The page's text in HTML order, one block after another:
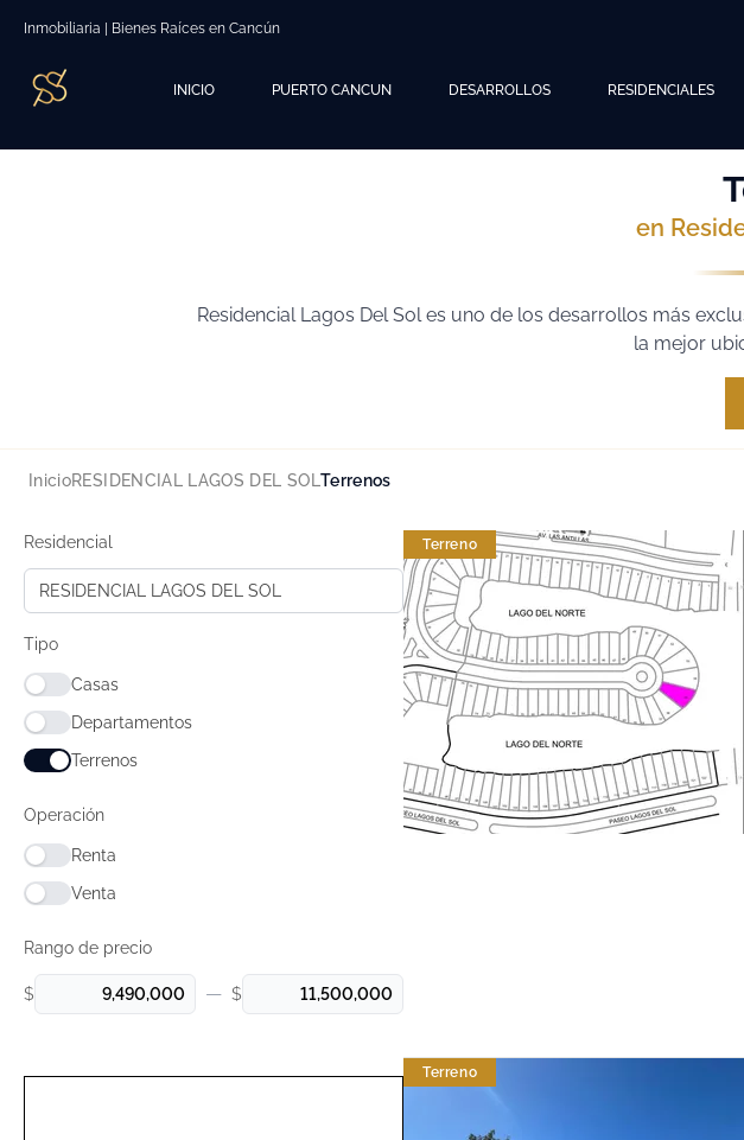
Inmobiliaria | Bienes Raíces en Cancún
INICIO PUERTO CANCUN DESARROLLOS RESIDENCIALES
en
Residencial Lagos Del Sol es uno de los desarrollos más
la mejor
InicioRESIDENCIAL LAGOS DEL SOL Terrenos
Residencial
RESIDENCIAL LAGOS DEL SOL
Tipo
Casas
Departamentos
Terrenos
Operación
Renta
Venta
Rango de precio
$ — $
Terreno
Terreno